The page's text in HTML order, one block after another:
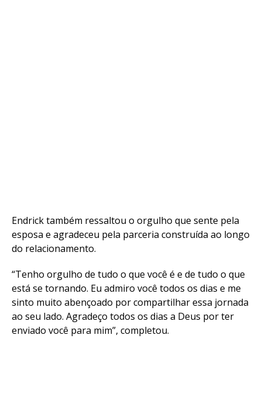
Endrick também ressaltou o orgulho que sente pela
esposa e agradeceu pela parceria construída ao longo
do relacionamento.
“Tenho orgulho de tudo o que você é e de tudo o que
está se tornando. Eu admiro você todos os dias e me
sinto muito abençoado por compartilhar essa jornada
ao seu lado. Agradeço todos os dias a Deus por ter
enviado você para mim”, completou.